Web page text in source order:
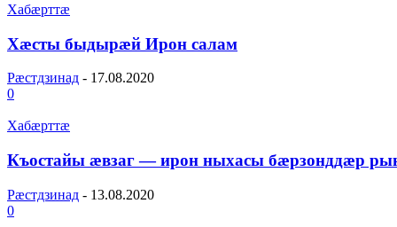
Хабæрттæ
Хӕсты быдырӕй Ирон салам
Рæстдзинад - 17.08.2020
0
Хабæрттæ
Къостайы ӕвзаг — ирон ныхасы бӕрзонддӕр
Рæстдзинад - 13.08.2020
0